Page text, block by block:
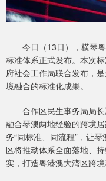
今日（13日），横琴粤
标准体系正式发布。本次
府社会工作局联合发布，
境融合的标准化成果。
合作区民生事务局局长
融合琴澳两地经验的跨境
务“同标准、同流程”，让
区将推动体系全面落地、
实，打造粤港澳大湾区跨